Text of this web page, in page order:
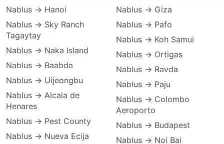
Nablus → Hanoi
Nablus → Sky Ranch
Tagaytay
Nablus → Naka Island
Nablus → Baabda
Nablus → Uijeongbu
Nablus → Alcala de
Henares
Nablus → Pest County
Nablus → Nueva Ecija
Nablus → Giza
Nablus → Pafo
Nablus → Koh Samui
Nablus → Ortigas
Nablus → Ravda
Nablus → Paju
Nablus → Colombo
Aeroporto
Nablus → Budapest
Nablus → Noi Bai